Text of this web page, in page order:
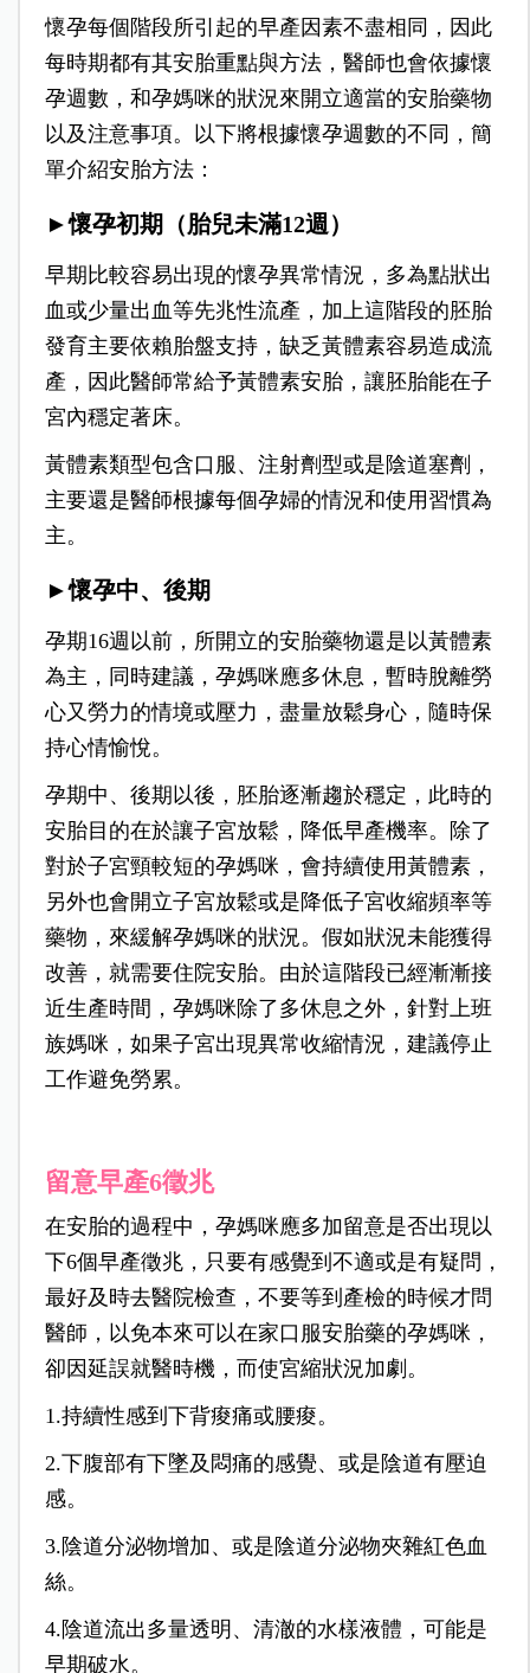
懷孕每個階段所引起的早產因素不盡相同，因此
每時期都有其安胎重點與方法，醫師也會依據懷
孕週數，和孕媽咪的狀況來開立適當的安胎藥物
以及注意事項。以下將根據懷孕週數的不同，簡
單介紹安胎方法：
►懷孕初期（胎兒未滿12週）
早期比較容易出現的懷孕異常情況，多為點狀出
血或少量出血等先兆性流產，加上這階段的胚胎
發育主要依賴胎盤支持，缺乏黃體素容易造成流
產，因此醫師常給予黃體素安胎，讓胚胎能在子
宮內穩定著床。
黃體素類型包含口服、注射劑型或是陰道塞劑，
主要還是醫師根據每個孕婦的情況和使用習慣為
主。
►懷孕中、後期
孕期16週以前，所開立的安胎藥物還是以黃體素
為主，同時建議，孕媽咪應多休息，暫時脫離勞
心又勞力的情境或壓力，盡量放鬆身心，隨時保
持心情愉悅。
孕期中、後期以後，胚胎逐漸趨於穩定，此時的
安胎目的在於讓子宮放鬆，降低早產機率。除了
對於子宮頸較短的孕媽咪，會持續使用黃體素，
另外也會開立子宮放鬆或是降低子宮收縮頻率等
藥物，來緩解孕媽咪的狀況。假如狀況未能獲得
改善，就需要住院安胎。由於這階段已經漸漸接
近生產時間，孕媽咪除了多休息之外，針對上班
族媽咪，如果子宮出現異常收縮情況，建議停止
工作避免勞累。
留意早產6徵兆
在安胎的過程中，孕媽咪應多加留意是否出現以
下6個早產徵兆，只要有感覺到不適或是有疑問，
最好及時去醫院檢查，不要等到產檢的時候才問
醫師，以免本來可以在家口服安胎藥的孕媽咪，
卻因延誤就醫時機，而使宮縮狀況加劇。
1.持續性感到下背痠痛或腰痠。
2.下腹部有下墜及悶痛的感覺、或是陰道有壓迫
感。
3.陰道分泌物增加、或是陰道分泌物夾雜紅色血
絲。
4.陰道流出多量透明、清澈的水樣液體，可能是
早期破水。